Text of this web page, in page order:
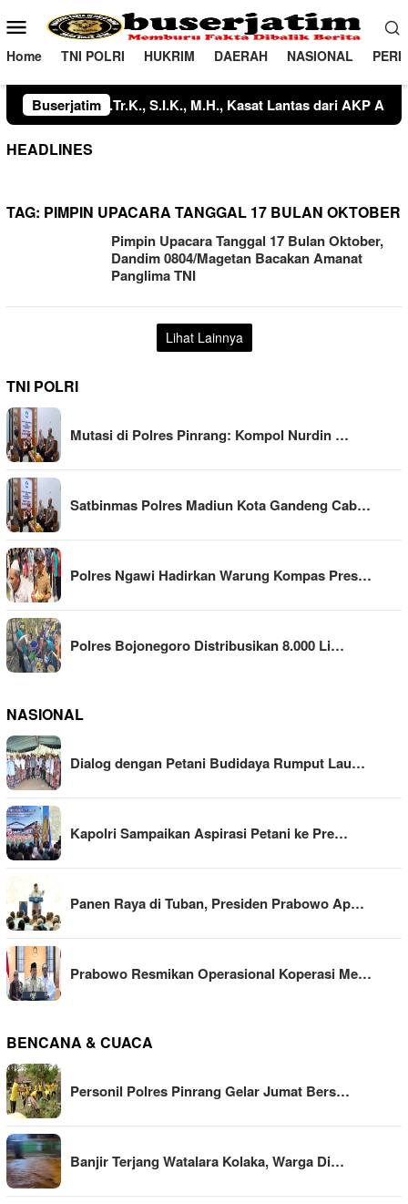
ke
konten
Menu
Mobile
Home TNI POLRI HUKRIM DAERAH NASIONAL
Buserjatim
HEADLINES
TAG: PIMPIN UPACARA TANGGAL 17 BULAN OKTOBER
Pimpin Upacara Tanggal 17 Bulan Oktober,
Dandim 0804/Magetan Bacakan Amanat
Panglima TNI
Lihat Lainnya
TNI POLRI
Mutasi di Polres Pinrang: Kompol Nurdin …
Satbinmas Polres Madiun Kota Gandeng Cab…
Polres Ngawi Hadirkan Warung Kompas Pres…
Polres Bojonegoro Distribusikan 8.000 Li…
NASIONAL
Dialog dengan Petani Budidaya Rumput Lau…
Kapolri Sampaikan Aspirasi Petani ke Pre…
Panen Raya di Tuban, Presiden Prabowo Ap…
Prabowo Resmikan Operasional Koperasi Me…
BENCANA & CUACA
Personil Polres Pinrang Gelar Jumat Bers…
Banjir Terjang Watalara Kolaka, Warga Di…